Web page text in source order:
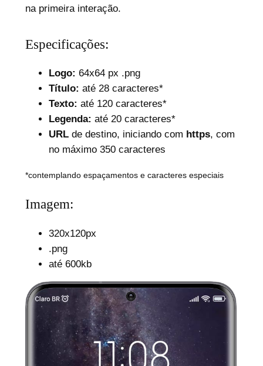
na primeira interação.
Especificações:
Logo: 64x64 px .png
Título: até 28 caracteres*
Texto: até 120 caracteres*
Legenda: até 20 caracteres*
URLde destino, iniciando com https, com
no máximo 350 caracteres
*contemplando espaçamentos e caracteres especiais
Imagem:
320x120px
.png
até 600kb